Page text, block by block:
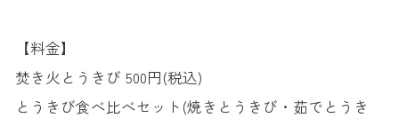
【料金】
焚き火とうきび 500円(税込)
とうきび食べ比べセット(焼きとうきび・茹でとうき